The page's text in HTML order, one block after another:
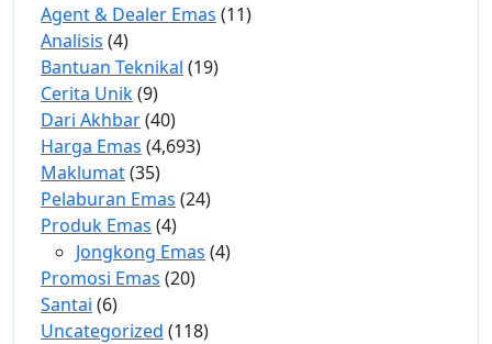
Agent & Dealer Emas (11)
Analisis (4)
Bantuan Teknikal (19)
Cerita Unik(9)
Dari Akhbar(40)
Harga Emas (4,693)
Maklumat(35)
Pelaburan Emas (24)
Produk Emas (4)
Jongkong Emas (4)
Promosi Emas (20)
Santai (6)
Uncategorized (118)